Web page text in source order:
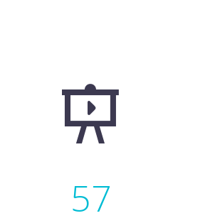


57